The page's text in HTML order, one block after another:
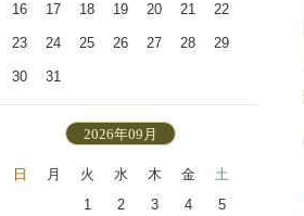
16 17 18 19 20 21 22
23 24 25 26 27 28 29
30 31
2026年09月
日 月 火 水 木 金
土
1
2 3 4 5